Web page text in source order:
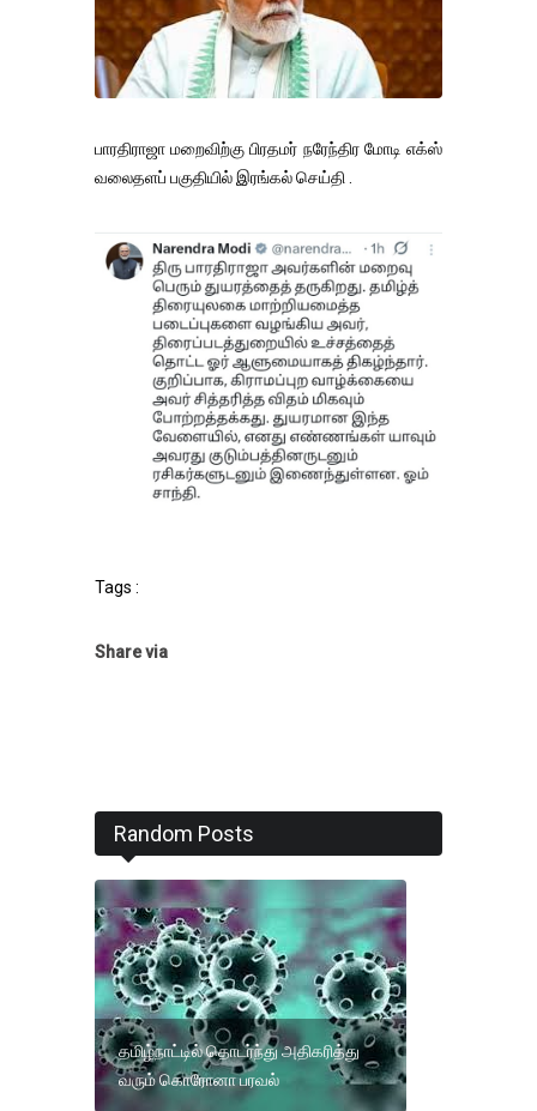
பாரதிராஜா மறைவிற்கு பிரதமர் நரேந்திர மோடி எக்ஸ்
வலைதளப் பகுதியில் இரங்கல் செய்தி .
Tags :
Share via
Random Posts
தமிழ்நாட்டில் தொடர்ந்து அதிகரித்து
வரும் கொரோனா பரவல்